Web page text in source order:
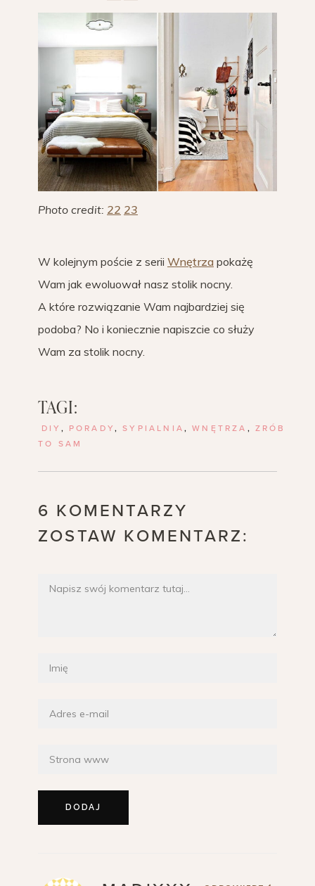
Photo credit: 22 23
W kolejnym poście z serii Wnętrza pokażę
Wam jak ewoluował nasz stolik nocny.
A które rozwiązanie Wam najbardziej się
podoba? No i koniecznie napiszcie co służy
Wam za stolik nocny.
TAGI:
DIY , PORADY, SYPIALNIA, WNĘTRZA , ZRÓB
TO SAM
6 KOMENTARZY
ZOSTAW KOMENTARZ: